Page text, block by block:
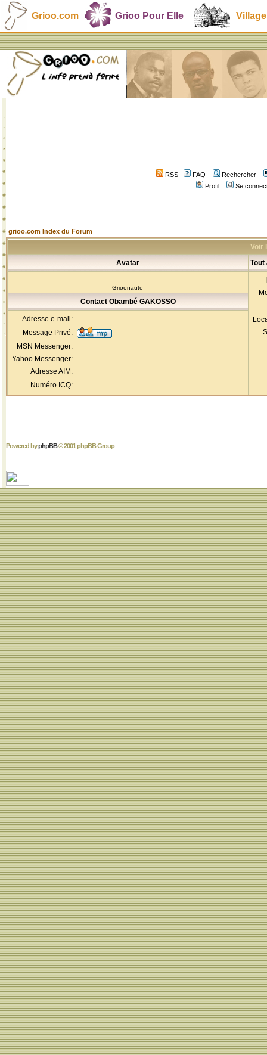
Grioo.com Grioo Pour Elle Village
RSS FAQ
Rechercher
Profil
Se
grioo.com Index du Forum
Voir
Avatar
Tout
Grioonaute
Contact Obambé GAKOSSO
Adresse e-mail:
Message Privé:
MSN Messenger:
Yahoo Messenger:
Adresse AIM:
Numéro ICQ:
Powered byphpBB© 2001 phpBB Group